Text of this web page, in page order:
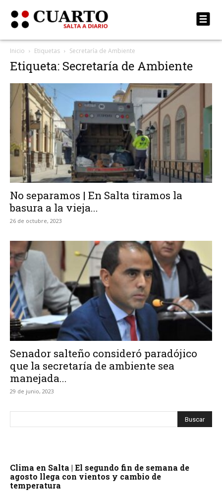
Inicio Etiquetas Secretaría de Ambiente
Etiqueta: Secretaría de Ambiente
No separamos | En Salta tiramos la
basura a la vieja...
26 de octubre, 2023
Senador salteño consideró paradójico
que la secretaría de ambiente sea
manejada...
29 de junio, 2023
Clima en Salta | El segundo fin de semana de
agosto llega con vientos y cambio de
temperatura